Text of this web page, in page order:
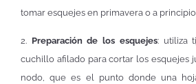
tomar esquejes en primavera o a
2. Preparación de los esquejes: utiliza
cuchillo afilado para cortar los esquejes
nodo, que es el punto donde una